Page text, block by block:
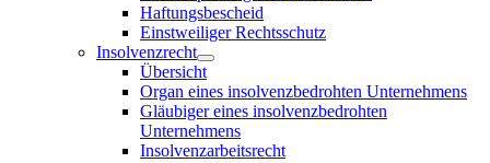
Haftungsbescheid
Einstweiliger Rechtsschutz
Insolvenzrecht
Übersicht
Organ eines insolvenzbedrohten Unternehmens
Gläubiger eines insolvenzbedrohten
Unternehmens
Insolvenzarbeitsrecht